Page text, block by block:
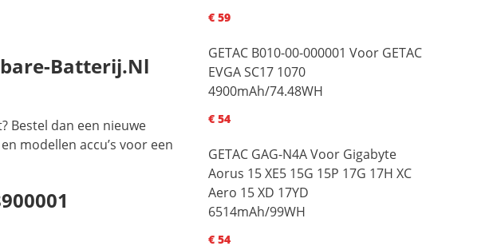
Batterij.nl
Bestel dan een nieuwe
modellen accu’s voor een
€ 59
GETAC B010-00-000001 Voor GETAC
EVGA SC17 1070
4900mAh/74.48WH
€ 54
GETAC GAG-N4A Voor Gigabyte
Aorus 15 XE5 15G 15P 17G 17H XC
Aero 15 XD 17YD
6514mAh/99WH
€ 54